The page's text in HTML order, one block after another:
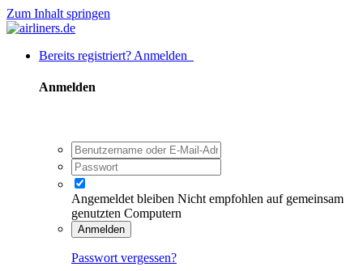
Zum Inhalt springen
Bereits registriert? Anmelden
Anmelden
Angemeldet bleiben Nicht empfohlen auf gemeinsam
genutzten Computern
Anmelden
Passwort vergessen?